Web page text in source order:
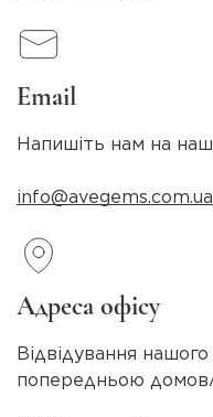
Email
Напишіть нам на
info@avegems.com.ua
Адреса офісу
Відвідування
попередньою